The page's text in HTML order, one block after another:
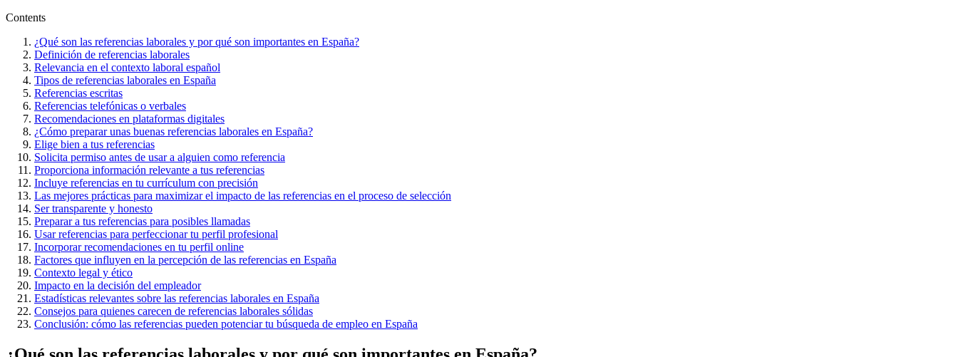
Contents
¿Qué son las referencias laborales y por qué son importantes en España?
Definición de referencias laborales
Relevancia en el contexto laboral español
Tipos de referencias laborales en España
Referencias escritas
Referencias telefónicas o verbales
Recomendaciones en plataformas digitales
¿Cómo preparar unas buenas referencias laborales en España?
Elige bien a tus referencias
Solicita permiso antes de usar a alguien como referencia
Proporciona información relevante a tus referencias
Incluye referencias en tu currículum con precisión
Las mejores prácticas para maximizar el impacto de las referencias en el proceso de selección
Ser transparente y honesto
Preparar a tus referencias para posibles llamadas
Usar referencias para perfeccionar tu perfil profesional
Incorporar recomendaciones en tu perfil online
Factores que influyen en la percepción de las referencias en España
Contexto legal y ético
Impacto en la decisión del empleador
Estadísticas relevantes sobre las referencias laborales en España
Consejos para quienes carecen de referencias laborales sólidas
Conclusión: cómo las referencias pueden potenciar tu búsqueda de empleo en España